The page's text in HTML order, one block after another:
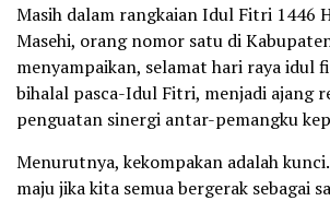
Masih dalam rangkaian Idul Fitri 1446
Masehi, orang nomor satu di
menyampaikan, selamat hari raya idul
bihalal pasca-Idul Fitri, menjadi ajang
penguatan sinergi antar-pemangku
Menurutnya, kekompakan adalah
maju jika kita semua bergerak sebagai